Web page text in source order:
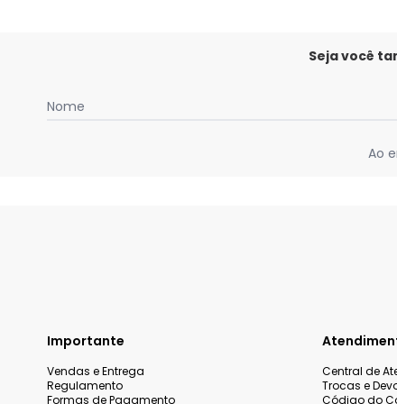
Seja você
Nome
Ao
Importante
Vendas e Entrega
Regulamento
Formas de Pagamento
Central de
Trocas e
Código do